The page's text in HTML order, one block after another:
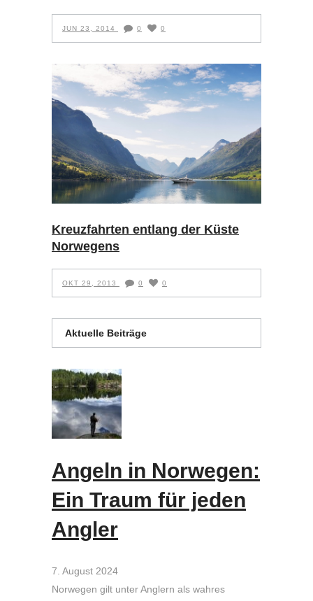
JUN 23, 2014 0 0
Kreuzfahrten entlang der Küste
Norwegens
OKT 29, 2013 0 0
Aktuelle Beiträge
Angeln in Norwegen:
Ein Traum für jeden
Angler
7. August 2024
Norwegen gilt unter Anglern als wahres